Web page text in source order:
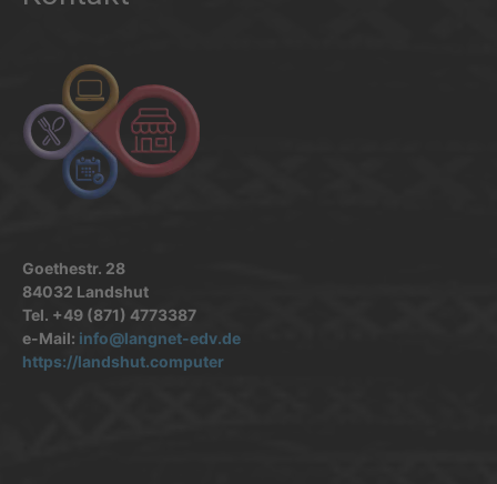
Goethestr. 28
84032 Landshut
Tel. +49 (871) 4773387
e-Mail: info@langnet-edv.de
https://landshut.computer